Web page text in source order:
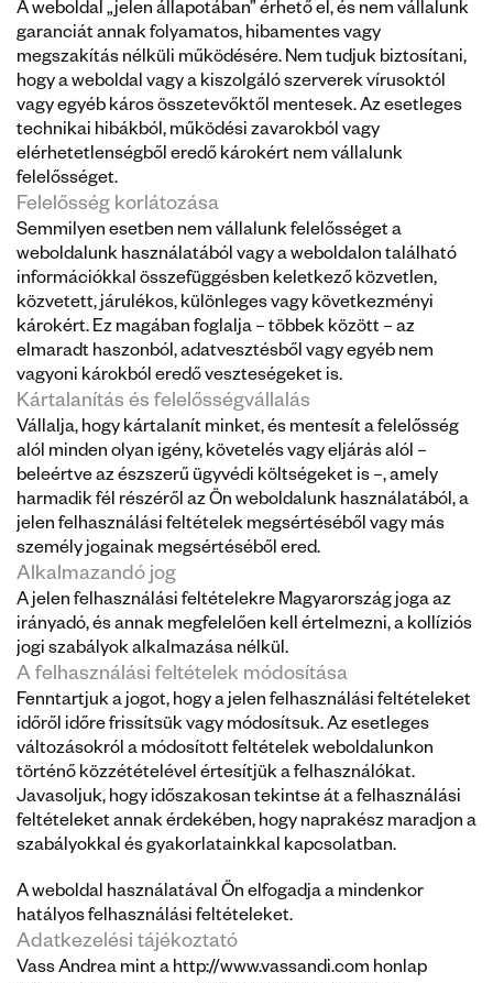
A weboldal „jelen állapotában” érhető el, és nem vállalunk
garanciát annak folyamatos, hibamentes vagy
megszakítás nélküli működésére. Nem tudjuk biztosítani,
hogy a weboldal vagy a kiszolgáló szerverek vírusoktól
vagy egyéb káros összetevőktől mentesek. Az esetleges
technikai hibákból, működési zavarokból vagy
elérhetetlenségből eredő károkért nem vállalunk
felelősséget.
Felelősség korlátozása
Semmilyen esetben nem vállalunk felelősséget a
weboldalunk használatából vagy a weboldalon található
információkkal összefüggésben keletkező közvetlen,
közvetett, járulékos, különleges vagy következményi
károkért. Ez magában foglalja – többek között – az
elmaradt haszonból, adatvesztésből vagy egyéb nem
vagyoni károkból eredő veszteségeket is.
Kártalanítás és felelősségvállalás
Vállalja, hogy kártalanít minket, és mentesít a felelősség
alól minden olyan igény, követelés vagy eljárás alól –
beleértve az észszerű ügyvédi költségeket is –, amely
harmadik fél részéről az Ön weboldalunk használatából, a
jelen felhasználási feltételek megsértéséből vagy más
személy jogainak megsértéséből ered.
Alkalmazandó jog
A jelen felhasználási feltételekre Magyarország joga az
irányadó, és annak megfelelően kell értelmezni, a kollíziós
jogi szabályok alkalmazása nélkül.
A felhasználási feltételek módosítása
Fenntartjuk a jogot, hogy a jelen felhasználási feltételeket
időről időre frissítsük vagy módosítsuk. Az esetleges
változásokról a módosított feltételek weboldalunkon
történő közzétételével értesítjük a felhasználókat.
Javasoljuk, hogy időszakosan tekintse át a felhasználási
feltételeket annak érdekében, hogy naprakész maradjon a
szabályokkal és gyakorlatainkkal kapcsolatban.
A weboldal használatával Ön elfogadja a mindenkor
hatályos felhasználási feltételeket.
Adatkezelési tájékoztató
Vass Andrea mint a http://www.vassandi.com honlap